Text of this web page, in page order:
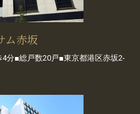
ム赤坂
分■総戸数20戸■東京都港区赤坂2-